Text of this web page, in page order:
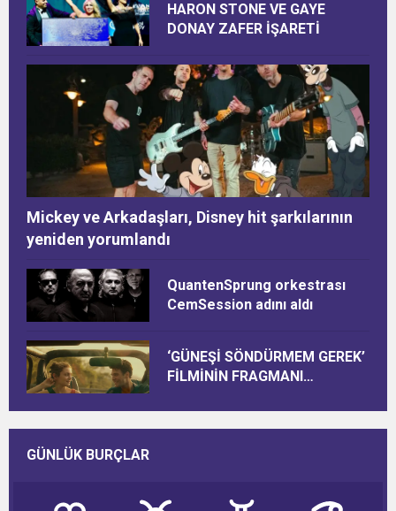
HARON STONE VE GAYE
DONAY ZAFER İŞARETİ
Mickey ve Arkadaşları, Disney hit şarkılarının
yeniden yorumlandı
QuantenSprung orkestrası
CemSession adını aldı
‘GÜNEŞİ SÖNDÜRMEM GEREK’
FİLMİNİN FRAGMANI
GÜNLÜK BURÇLAR